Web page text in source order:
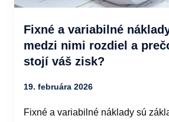
Fixné a variabilné
medzi nimi rozdiel a
stojí váš zisk?
19. februára 2026
Fixné a variabilné náklady sú